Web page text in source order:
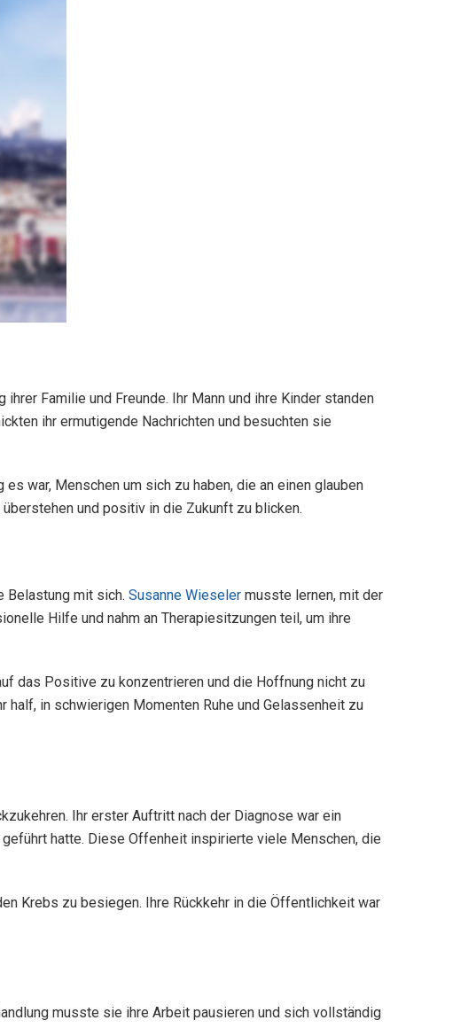
Familie und Freunde. Ihr Mann und ihre Kinder standen
ihr ermutigende Nachrichten und besuchten sie
war, Menschen um sich zu haben, die an einen glauben
und positiv in die Zukunft zu blicken.
Belastung mit sich. Susanne Wieseler musste lernen, mit der
Hilfe und nahm an Therapiesitzungen teil, um ihre
das Positive zu konzentrieren und die Hoffnung nicht zu
in schwierigen Momenten Ruhe und Gelassenheit zu
Ihr erster Auftritt nach der Diagnose war ein
hatte. Diese Offenheit inspirierte viele Menschen, die
Krebs zu besiegen. Ihre Rückkehr in die Öffentlichkeit war
musste sie ihre Arbeit pausieren und sich vollständig